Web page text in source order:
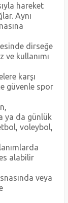
hareket
Aynı
dirseğe
kullanımı
karşı
güvenle spor
ya da günlük
voleybol,
alabilir
veya